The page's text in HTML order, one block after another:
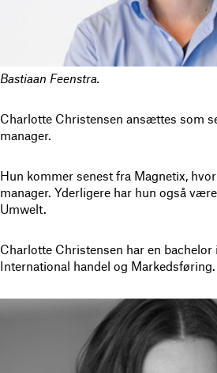
Bastiaan Feenstra.
Charlotte Christensen ansættes som
manager.
Hun kommer senest fra Magnetix,
manager. Yderligere har hun også
Umwelt.
Charlotte Christensen har en
International handel og Markedsføring.